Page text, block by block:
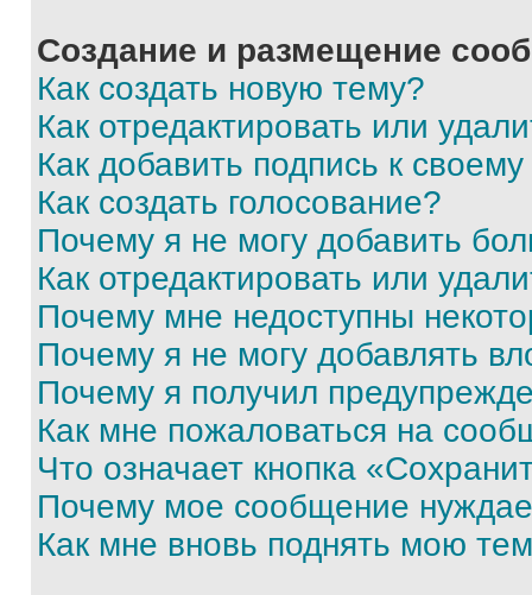
Создание и размещение
Как создать новую тему?
Как отредактировать или
Как добавить подпись к
Как создать голосование?
Почему я не могу добавить
Как отредактировать или
Почему мне недоступны
Почему я не могу добавлять
Почему я получил
Как мне пожаловаться на
Что означает кнопка
Почему мое сообщение
Как мне вновь поднять мою